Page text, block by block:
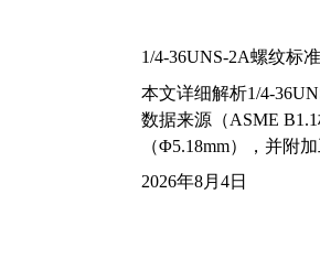
1/4-36UNS-2A螺纹标
本文详细解析1/4-
数据来源（ASME
（Φ5.18mm），并附
2026年8月4日